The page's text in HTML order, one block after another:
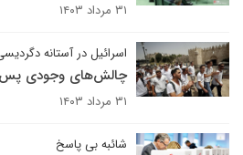
۳۱ مرداد ۱۴۰۳
اسرائیل در آستانه
چالش‌های وجودی پس
۳۱ مرداد ۱۴۰۳
شائبه بی پاسخ